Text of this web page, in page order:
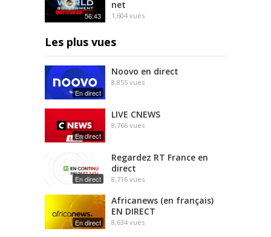
56:43
net
1,604 vues
Les plus vues
En direct
Noovo en direct
8,855 vues
En direct
LIVE CNEWS
8,766 vues
En direct
Regardez RT France en
direct
8,716 vues
En direct
Africanews (en français)
EN DIRECT
8,634 vues